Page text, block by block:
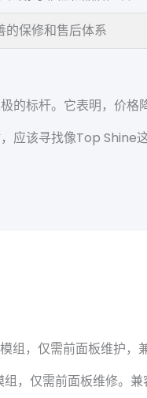
的保修和售后体系
的标杆。它表明，价格
应该寻找像Top Shine
组，仅需前面板维护，
，仅需前面板维修。